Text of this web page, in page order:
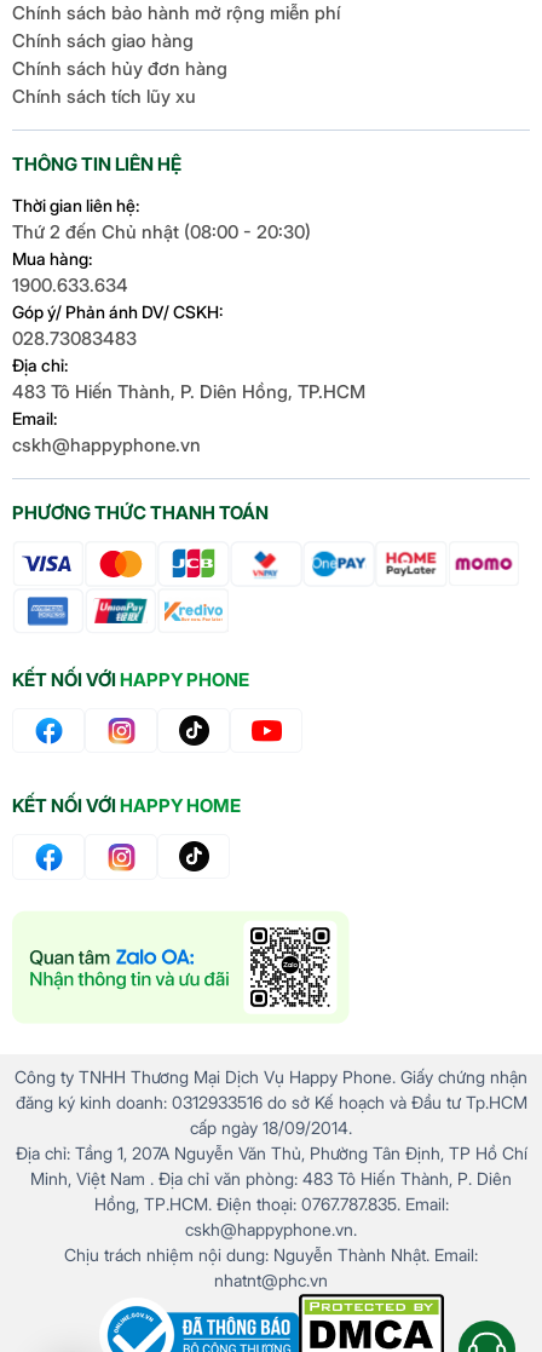
PHƯƠNG THỨC THANH TOÁN
KẾT NỐI VỚIHAPPY PHONE
Chính sách bảo hành mở rộng miễn phí
Chính sách giao hàng
Chính sách hủy đơn hàng
Chính sách tích lũy xu
THÔNG TIN LIÊN HỆ
Thời gian liên hệ:
Thứ 2 đến Chủ nhật (08:00 - 20:30)
Mua hàng:
1900.633.634
Góp ý/ Phản ánh DV/ CSKH:
028.73083483
Địa chỉ:
483 Tô Hiến Thành, P. Diên Hồng, TP.HCM
Email:
cskh@happyphone.vn
KẾT NỐI VỚIHAPPY HOME
Công ty TNHH Thương Mại Dịch Vụ Happy Phone. Giấy chứng nhận
đăng ký kinh doanh: 0312933516 do sở Kế hoạch và Đầu tư Tp.HCM
cấp ngày 18/09/2014.
Địa chỉ: Tầng 1, 207A Nguyễn Văn Thủ, Phường Tân Định, TP Hồ Chí
Minh, Việt Nam . Địa chỉ văn phòng: 483 Tô Hiến Thành, P. Diên
Hồng, TP.HCM. Điện thoại: 0767.787.835. Email:
cskh@happyphone.vn.
Chịu trách nhiệm nội dung: Nguyễn Thành Nhật. Email:
nhatnt@phc.vn